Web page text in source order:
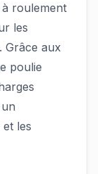
roulement
les
Grâce aux
poulie
les